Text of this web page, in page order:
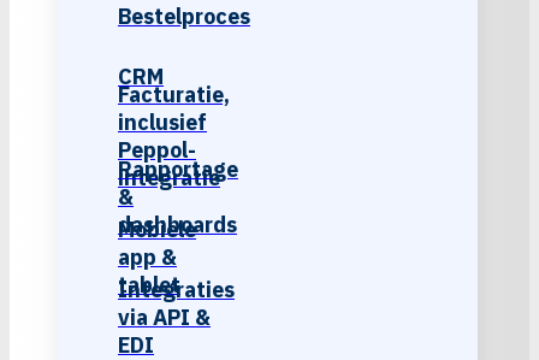
Bestelproces
CRM
Facturatie,
inclusief
Peppol-
integratie
Rapportage
&
dashboards
Mobiele
app &
tablet
Integraties
via API &
EDI